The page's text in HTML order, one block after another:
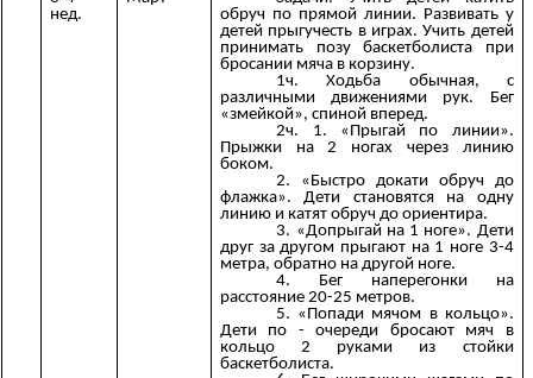
нед.
обруч по прямой линии. Развивать у
детей прыгучесть в играх. Учить детей
принимать позу баскетболиста при
бросании мяча в корзину.
1ч. Ходьба обычная, с
различными движениями рук. Бег
«змейкой», спиной вперед.
2ч. 1. «Прыгай по линии».
Прыжки на 2 ногах через линию
боком.
2. «Быстро докати обруч до
флажка». Дети становятся на одну
линию и катят обруч до ориентира.
3. «Допрыгай на 1 ноге». Дети
друг за другом прыгают на 1 ноге 3-4
метра, обратно на другой ноге.
4. Бег наперегонки на
расстояние 20-25 метров.
5. «Попади мячом в кольцо».
Дети по - очереди бросают мяч в
кольцо 2 руками из стойки
баскетболиста.